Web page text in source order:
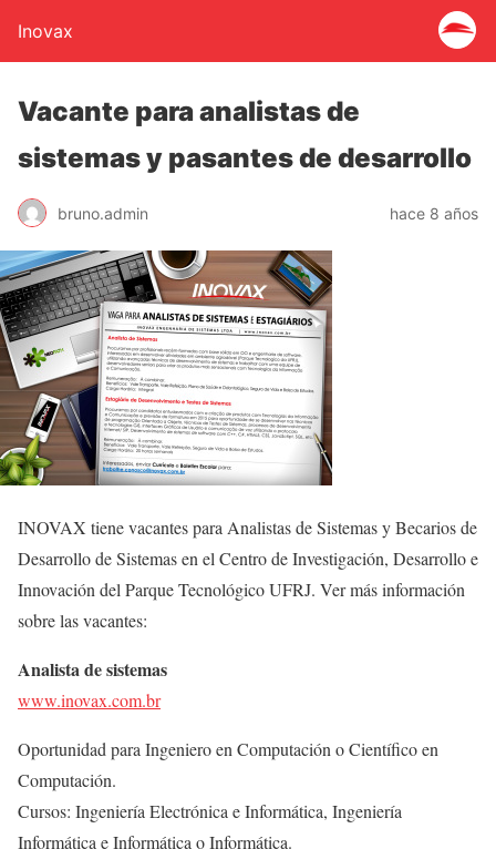
Inovax
Vacante para analistas de
sistemas y pasantes de desarrollo
bruno.admin hace 8 años
INOVAX tiene vacantes para Analistas de Sistemas y Becarios de
Desarrollo de Sistemas en el Centro de Investigación, Desarrollo e
Innovación del Parque Tecnológico UFRJ. Ver más información
sobre las vacantes:
Analista de sistemas
www.inovax.com.br
Oportunidad para Ingeniero en Computación o Científico en
Computación.
Cursos: Ingeniería Electrónica e Informática, Ingeniería
Informática e Informática o Informática.